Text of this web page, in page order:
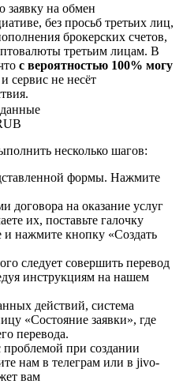
заявку на обмен
без просьб третьих лиц,
брокерских счетов,
третьим лицам. В
с вероятностью 100% могу
и сервис не несёт
несколько шагов:
формы. Нажмите
договора на оказание услуг
их, поставьте галочку
и нажмите кнопку «Создать
следует совершить перевод
инструкциям на нашем
действий, система
«Состояние заявки», где
перевода.
при создании
нам в телеграм или в jivo-
вам